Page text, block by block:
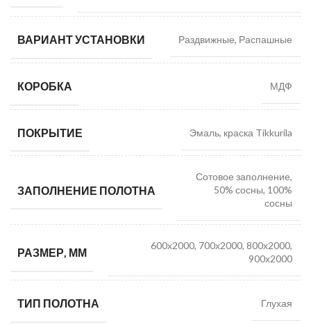
ВАРИАНТ УСТАНОВКИ Раздвижные, Распашные
КОРОБКА МДФ
ПОКРЫТИЕ Эмаль, краска Tikkurila
ЗАПОЛНЕНИЕ ПОЛОТНА
Сотовое заполнение,
50% сосны, 100%
сосны
РАЗМЕР, ММ
600х2000, 700х2000, 800х2000,
900х2000
ТИП ПОЛОТНА Глухая